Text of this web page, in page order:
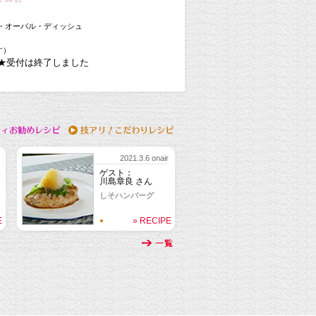
オーバル・ディッシュ
受付は終了しました
2021.3.6 onair
ゲスト：
川島章良 さん
しそハンバーグ
● » RECIPE